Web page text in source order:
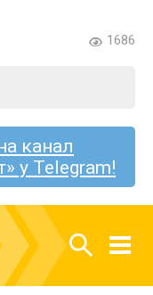
1686
канал
у Telegram!